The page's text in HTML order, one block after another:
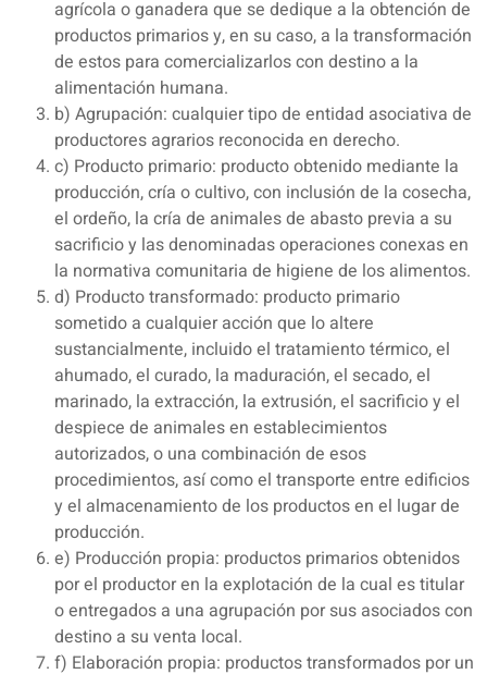
agrícola o ganadera que se dedique a la obtención de
productos primarios y, en su caso, a la transformación
de estos para comercializarlos con destino a la
alimentación humana.
b) Agrupación: cualquier tipo de entidad asociativa de
productores agrarios reconocida en derecho.
c) Producto primario: producto obtenido mediante la
producción, cría o cultivo, con inclusión de la cosecha,
el ordeño, la cría de animales de abasto previa a su
sacrificio y las denominadas operaciones conexas en
la normativa comunitaria de higiene de los alimentos.
d) Producto transformado: producto primario
sometido a cualquier acción que lo altere
sustancialmente, incluido el tratamiento térmico, el
ahumado, el curado, la maduración, el secado, el
marinado, la extracción, la extrusión, el sacrificio y el
despiece de animales en establecimientos
autorizados, o una combinación de esos
procedimientos, así como el transporte entre edificios
y el almacenamiento de los productos en el lugar de
producción.
e) Producción propia: productos primarios obtenidos
por el productor en la explotación de la cual es titular
o entregados a una agrupación por sus asociados con
destino a su venta local.
f) Elaboración propia: productos transformados por un